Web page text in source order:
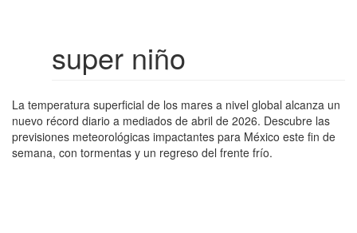
super niño
La temperatura superficial de los mares a nivel global alcanza un
nuevo récord diario a mediados de abril de 2026. Descubre las
previsiones meteorológicas impactantes para México este fin de
semana, con tormentas y un regreso del frente frío.